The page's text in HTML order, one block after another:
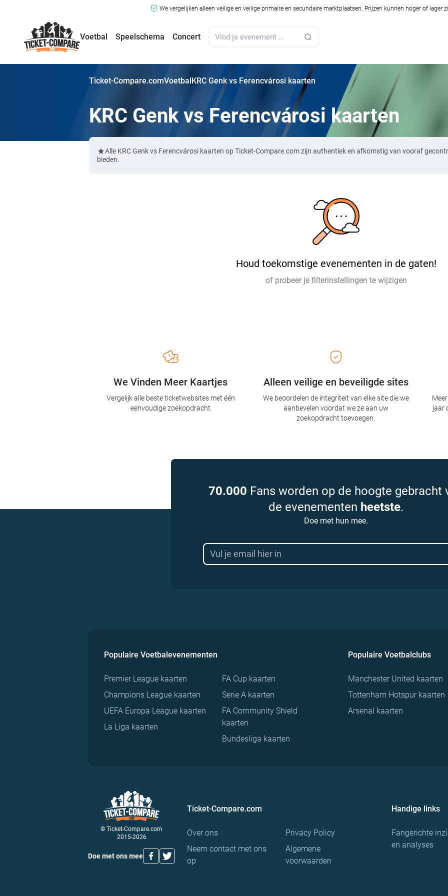
We vergelijken alleen veilige en veilige primaire en secundaire marktplaatsen. Prijzen kunnen hoger of lager
Voetbal Speelschema Concert
Ticket-Compare.comVoetbalKRC Genk vs Ferencvárosi kaarten
KRC Genk vs Ferencvárosi kaarten
Alle KRC Genk vs Ferencvárosi kaarten op Ticket-Compare.com zijn authentiek en afkomstig van vooraf
bieden.
Houd toekomstige evenementen in de gaten!
of probeer je filterinstellingen te wijzigen
Alleen veilige en beveiligde sites
We beoordelen de integriteit van elke site die we
aanbevelen voordat we ze aan uw
zoekopdracht toevoegen.
We Vinden Meer Kaartjes
Vergelijk alle beste ticketwebsites met één
eenvoudige zoekopdracht
jaar
70.000 Fans worden op de hoogte gebracht
de evenementen heetste.
Doe met hun mee.
Populaire Voetbalevenementen
Premier League kaarten
Champions League kaarten
UEFA Europa League kaarten
La Liga kaarten
FA Cup kaarten
Serie A kaarten
FA Community Shield
kaarten
Bundesliga kaarten
Populaire Voetbalclubs
Manchester United kaarten
Tottenham Hotspur kaarten
Arsenal kaarten
© Ticket-Compare.com
2015-2026
Doe met ons mee
Ticket-Compare.com
Over ons
Neem contact met ons
op
Privacy Policy
Algemene
voorwaarden
Handige links
Fangerichte
en analyses